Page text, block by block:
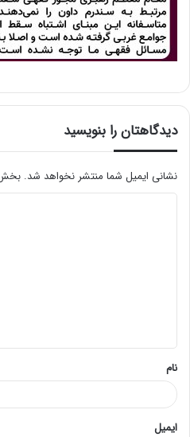
دیدگاهتان را بنویسید
نشانی ایمیل شما منتشر نخواهد شد.
*
نام
ایمیل